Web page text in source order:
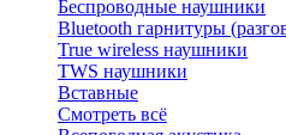
Беспроводные наушники
Bluetоoth гарнитуры
True wireless наушники
TWS наушники
Вставные
Смотреть всё